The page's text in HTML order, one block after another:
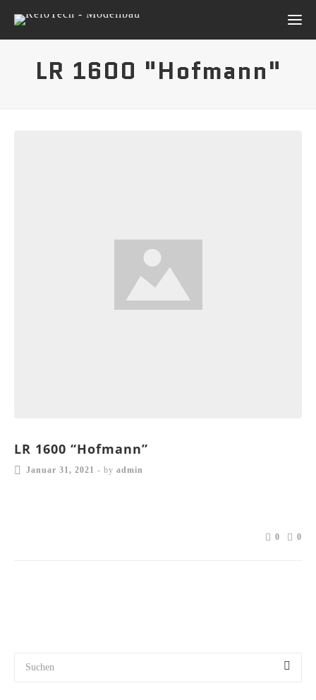
LR 1600 "Hofmann"
LR 1600 “Hofmann”
Januar 31, 2021 - by admin
0 0